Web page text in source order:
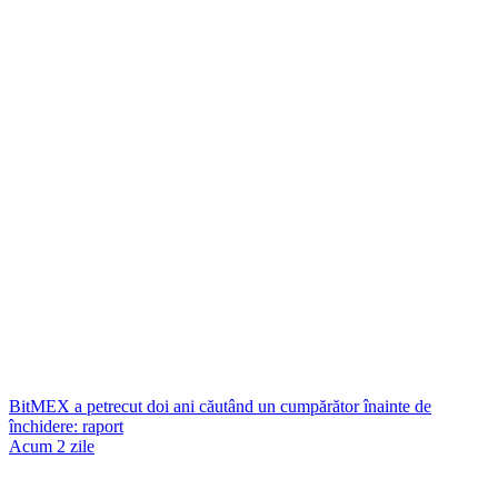
BitMEX a petrecut doi ani căutând un cumpărător înainte de
închidere: raport
Acum 2 zile